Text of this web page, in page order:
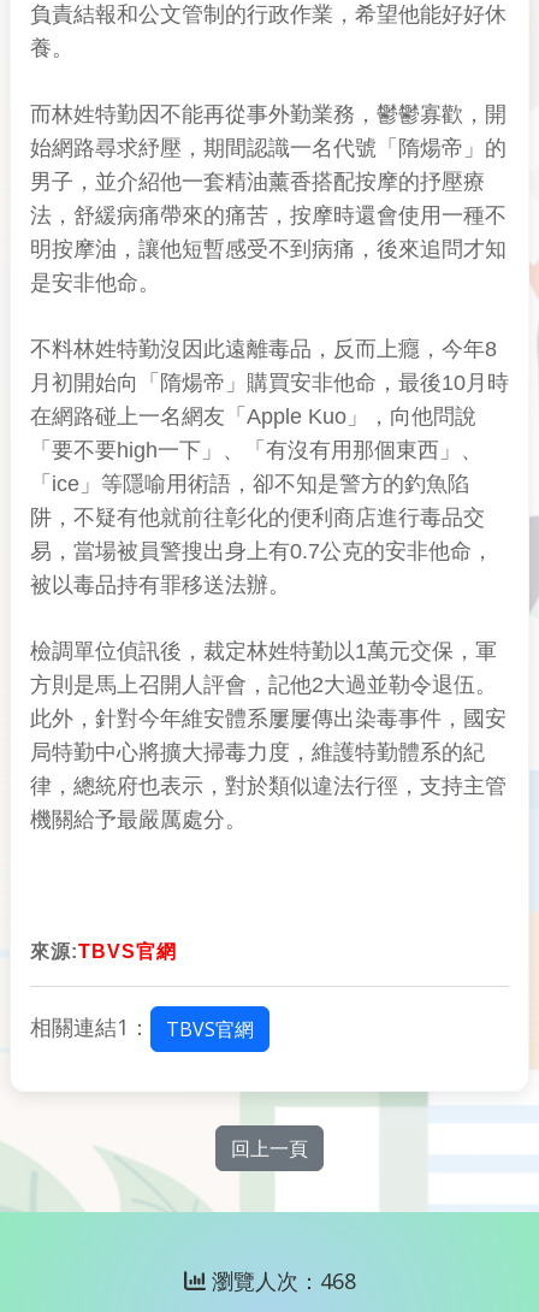
負責結報和公文管制的行政作業，希望他能好好休
養。
而林姓特勤因不能再從事外勤業務，鬱鬱寡歡，開
始網路尋求紓壓，期間認識一名代號「隋煬帝」的
男子，並介紹他一套精油薰香搭配按摩的抒壓療
法，舒緩病痛帶來的痛苦，按摩時還會使用一種不
明按摩油，讓他短暫感受不到病痛，後來追問才知
是安非他命。
不料林姓特勤沒因此遠離毒品，反而上癮，今年8
月初開始向「隋煬帝」購買安非他命，最後10月時
在網路碰上一名網友「Apple Kuo」，向他問說
「要不要high一下」、「有沒有用那個東西」、
「ice」等隱喻用術語，卻不知是警方的釣魚陷
阱，不疑有他就前往彰化的便利商店進行毒品交
易，當場被員警搜出身上有0.7公克的安非他命，
被以毒品持有罪移送法辦。
檢調單位偵訊後，裁定林姓特勤以1萬元交保，軍
方則是馬上召開人評會，記他2大過並勒令退伍。
此外，針對今年維安體系屢屢傳出染毒事件，國安
局特勤中心將擴大掃毒力度，維護特勤體系的紀
律，總統府也表示，對於類似違法行徑，支持主管
機關給予最嚴厲處分。
來源:TBVS官網
相關連結1： TBVS官網
回上一頁
瀏覽人次：468